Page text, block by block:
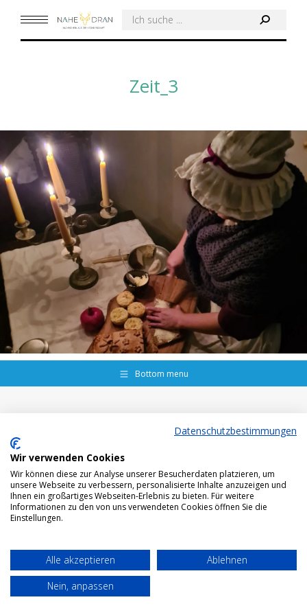
Search:
Zeit_3
Bottom menu
Datenschutzbestimmungen
Wir verwenden Cookies
Wir können diese zur Analyse unserer Besucherdaten platzieren, um
unsere Webseite zu verbessern, personalisierte Inhalte anzuzeigen und
Ihnen ein großartiges Webseiten-Erlebnis zu bieten. Für weitere
Informationen zu den von uns verwendeten Cookies öffnen Sie die
Einstellungen.
Alle akzeptieren
Ablehnen
Nein, anpassen